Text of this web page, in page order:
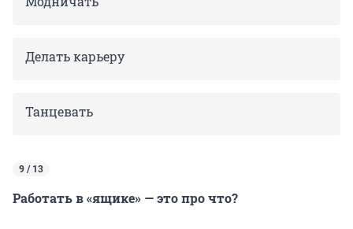
Делать карьеру
Танцевать
9 / 13
Работать в «ящике» — это про что?